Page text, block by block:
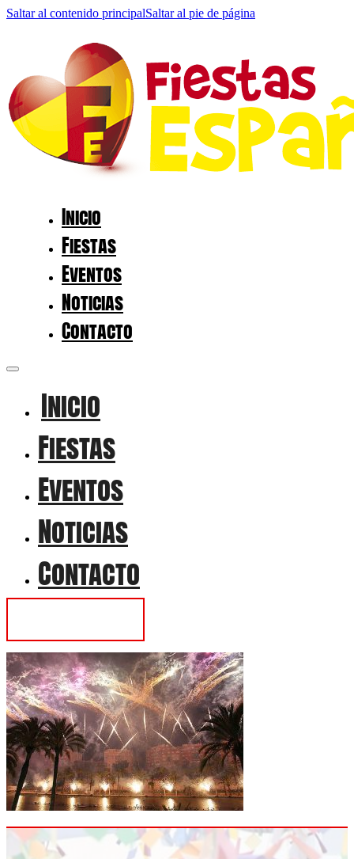
Saltar al contenido principalSaltar al pie de página
Inicio
Fiestas
Eventos
Noticias
Contacto
Inicio
Fiestas
Eventos
Noticias
Contacto